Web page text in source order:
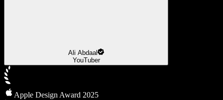
Ali Abdaal
YouTuber
Apple Design Award 2025